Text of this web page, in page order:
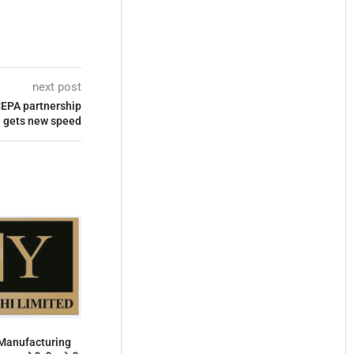
next post
partnership
gets new speed